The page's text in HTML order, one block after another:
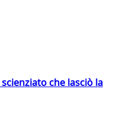
che lasciò la